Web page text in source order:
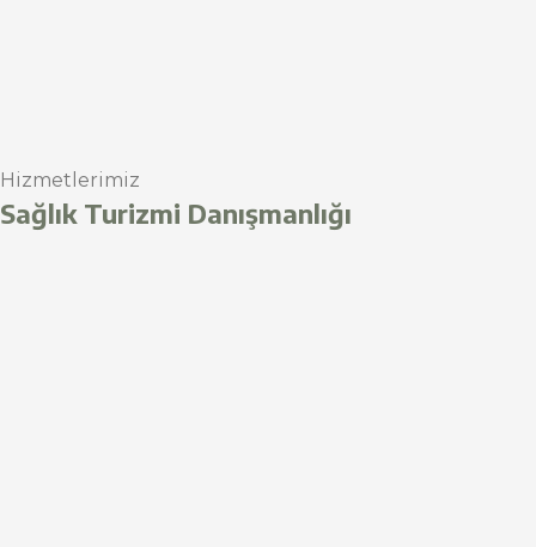
Hizmetlerimiz
Sağlık Turizmi Danışmanlığı